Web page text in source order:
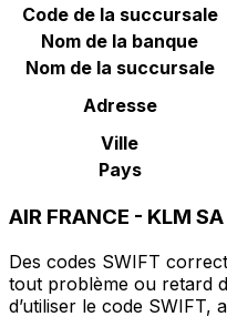
Code de la succursale
Nom de la banque
Nom de la succursale
Adresse
Ville
Pays
AIR FRANCE - KLM
Des codes SWIFT
tout problème ou retard
d’utiliser le code SWIFT,